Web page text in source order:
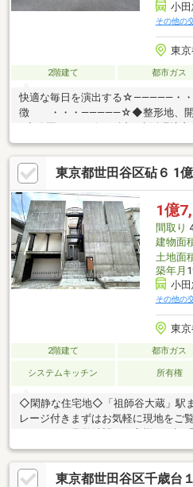
小
その他の
東
2階建て 都市ガス
快適な毎日を演出する☆―――――
徴 ・・・―――――☆◆整形地、開
せていただきます！☆―――――
―――――☆
東京都世田谷区砧６ 1
1億
間取り
建物面
土地面
築年月
小
その他の
東京
2階建て 都市ガス
システムキッチン 所有権
◇閑静な住宅地◇「祖師谷大蔵」駅
レージ付きまずはお気軽に現地をご
い。お問い合わせ専用フリーダイヤ
東京都世田谷区千歳台